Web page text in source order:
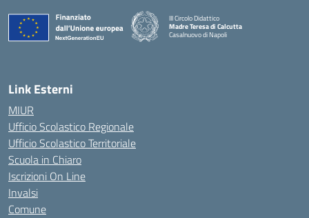
III Circolo Didattico
Madre Teresa di Calcutta
Casalnuovo di Napoli
— Visita la pagina iniziale della scuola
Link Esterni
MIUR
Ufficio Scolastico Regionale
Ufficio Scolastico Territoriale
Scuola in Chiaro
Iscrizioni On Line
Invalsi
Comune